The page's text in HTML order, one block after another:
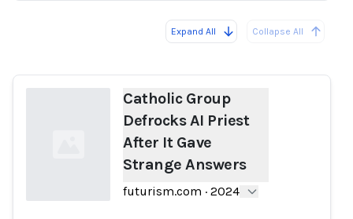
Expand All Collapse All
Catholic Group
Defrocks AI Priest
After It Gave
Strange Answers
futurism.com · 2024